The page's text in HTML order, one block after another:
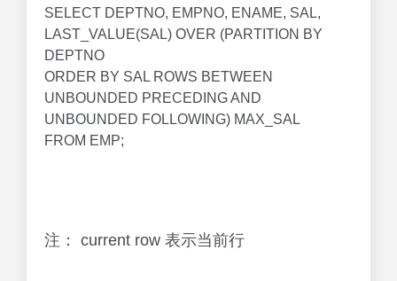
SELECT DEPTNO, EMPNO, ENAME, SAL,
LAST_VALUE(SAL) OVER (PARTITION BY
DEPTNO
ORDER BY SAL ROWS BETWEEN
UNBOUNDED PRECEDING AND
UNBOUNDED FOLLOWING) MAX_SAL
FROM EMP;
注： current row 表示当前行